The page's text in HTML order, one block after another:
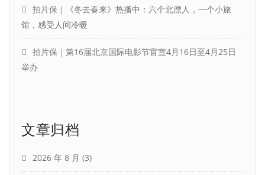
拍片保｜《冬去春来》热播中：六个北漂人，一个小旅
馆，感受人间冷暖
拍片保｜第16届北京国际电影节官宣4月16日至4月25日
举办
文章归档
2026 年 8 月 (3)